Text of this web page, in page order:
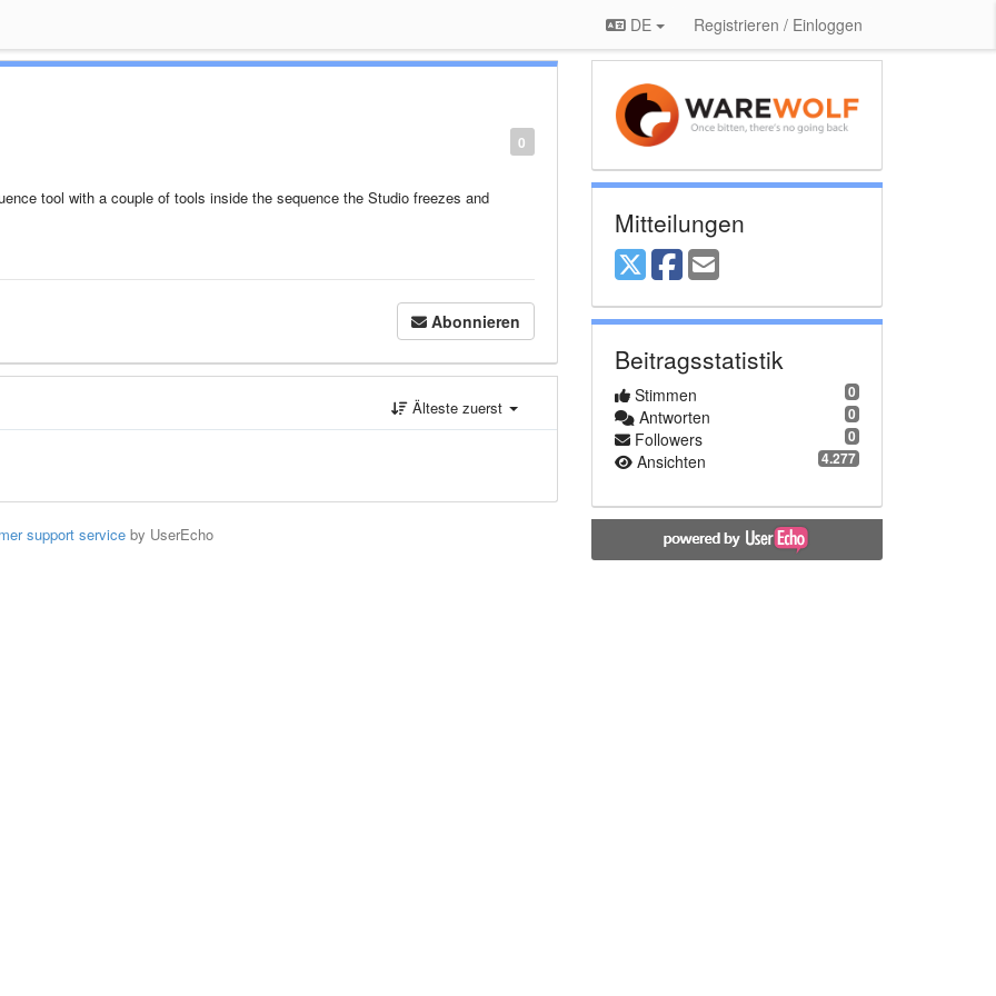
DE Registrieren / Einloggen
0
tool with a couple of tools inside the sequence the Studio freezes and
Abonnieren
Älteste zuerst
support serviceby UserEcho
Mitteilungen
Beitragsstatistik
0
Stimmen
0
Antworten
0
Followers
4.277
Ansichten